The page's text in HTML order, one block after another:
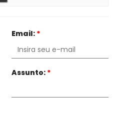
Email: *
Assunto: *